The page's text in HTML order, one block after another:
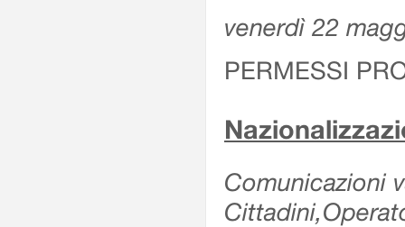
venerdì 22
PERMESSI
Comunicazioni